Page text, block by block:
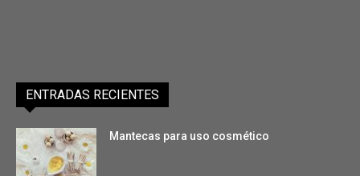
ENTRADAS RECIENTES
Mantecas para uso cosmético